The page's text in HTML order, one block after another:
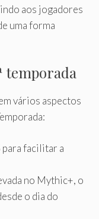
aos jogadores
uma forma
temporada
vários aspectos
facilitar a
no Mythic+, o
o dia do